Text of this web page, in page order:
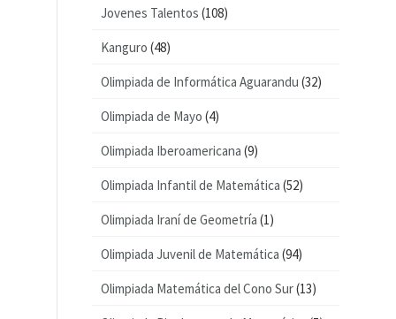
Jovenes Talentos (108)
Kanguro (48)
Olimpiada de Informática Aguarandu (32)
Olimpiada de Mayo (4)
Olimpiada Iberoamericana (9)
Olimpiada Infantil de Matemática (52)
Olimpiada Iraní de Geometría (1)
Olimpiada Juvenil de Matemática (94)
Olimpiada Matemática del Cono Sur(13)